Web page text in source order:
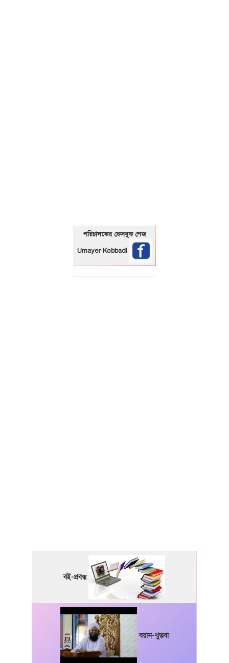
পরিচালকের ফেসবুক পেজ
Umayer Kobbadi
বই-প্রবন্ধ
বয়ান-খুতবা